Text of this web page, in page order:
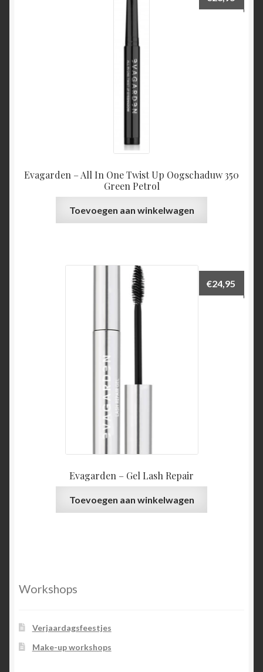
Evagarden – All In One Twist Up Oogschaduw 350
Green Petrol
Toevoegen aan winkelwagen
Evagarden – Gel Lash Repair
€24,95
Toevoegen aan winkelwagen
Workshops
Verjaardagsfeestjes
Make-up workshops